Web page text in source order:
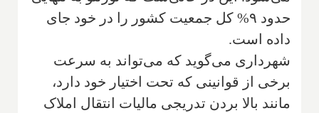
حدود ۹% کل جمعیت کشور را در خود جای
داده است.
شهرداری می‌گوید که می‌تواند به سرعت
برخی از قوانینی که تحت اختیار خود دارد،
مانند بالا بردن تدریجی مالیات انتقال املاک